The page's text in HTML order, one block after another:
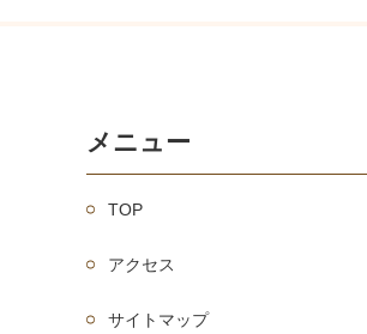
メニュー
TOP
アクセス
サイトマップ